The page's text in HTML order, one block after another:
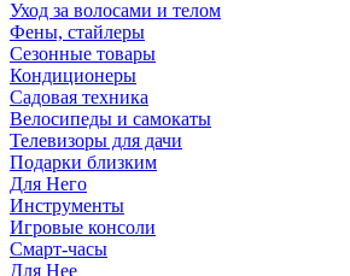
Уход за волосами и телом
Фены, стайлеры
Сезонные товары
Кондиционеры
Садовая техника
Велосипеды и самокаты
Телевизоры для дачи
Подарки близким
Для Него
Инструменты
Игровые консоли
Смарт-часы
Для Нее